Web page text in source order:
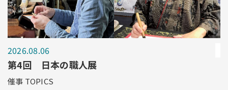
2026.08.06
第4回 日本の職人展
催事 TOPICS